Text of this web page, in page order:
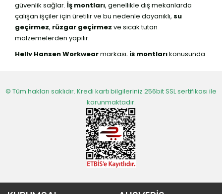
güvenlik sağlar. İş montları, genellikle dış mekanlarda
çalışan işçiler için üretilir ve bu nedenle dayanıklı, su
geçirmez, rüzgar geçirmez ve sıcak tutan
malzemelerden yapılır.
Helly Hansen Workwearmarkası, iş montlarıkonusunda
rahat çalışmasını sağlar. Özellikle açık havada çalışanlar
için tasarlanan montlar, sadece işçinin vücudunu sıcak
tutmakla kalmaz, aynı zamanda güvenliğini de artırır.
reflektörlü montlar, gece veya düşük ışık
koşullarında çalışan işçilerin fark edilmesini sağlar ve bu da
olası kazaların önüne geçer.
İş Kıyafetlerinde Kalite ve Güven
güvenliği ekipmanları ve iş kıyafetleri üretimi yapan köklü bir
© Tüm hakları saklıdır. Kredi kartı bilgileriniz 256bit SSL sertifikası ile
korunmaktadır.